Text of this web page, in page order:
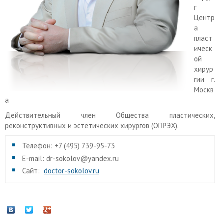
г
Центр
а
пласт
ическ
ой
хирур
гии г.
Москв
а
Действительный член Общества пластических,
реконструктивных и эстетических хирургов (ОПРЭХ).
Телефон: +7 (495) 739-95-73
E-mail: dr-sokolov@yandex.ru
Сайт: doctor-sokolov.ru